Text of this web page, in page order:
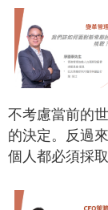
不考慮當前的
的決定。反過
個人都必須採